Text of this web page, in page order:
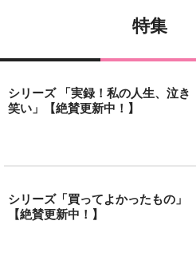
特集
シリーズ 「実録！私の人生、泣き
笑い」【絶賛更新中！】
シリーズ「買ってよかったもの」
【絶賛更新中！】